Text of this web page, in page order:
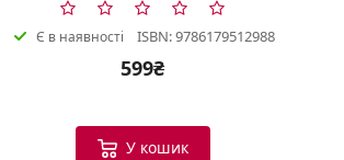
Є в наявності ISBN: 9786179512988
599₴
У кошик